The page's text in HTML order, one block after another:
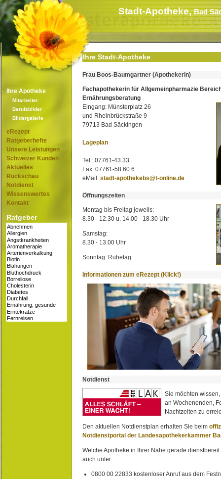
Stadt-Apotheke,Bad
Ihre Apotheke
Mitarbeiter
Berufsbilder
Bildergalerie
eRezept
Ratgeberhefte
Unsere Leistungen
Schweizer Kunden
Aktuelles
Rückschau
Notdienst
Wissenswertes
Kontakt
Ratgeber
Ihre Stadt-Apotheke
Frau Boos-Baumgartner (Apothekerin)
Fachapothekerin für Allgemeinpharmazie
Ernährungsberatung
Eingang: Münsterplatz 26
und Rheinbrückstraße 9
79713 Bad Säckingen
Lageplan
Tel.: 07761-43 33
Fax: 07761-58 60 6
eMail: stadt-apothekebs@t-online.de
Öffnungszeiten
Montag bis Freitag jeweils:
8.30 - 12.30 u. 14.00 - 18.30 Uhr
Samstag:
8.30 - 13.00 Uhr
Sonntag: Ruhetag
Informationen zum eRezept (Klick!)
Notdienst
Sie möchten
an Wochenenden,
Nachtzeiten zu
Den aktuellen Notdienstplan erhalten Sie beim
Notdienstportal der Landesapothekerkammer
Welche Apotheke in Ihrer Nähe gerade
auch unter:
0800 00 22833 kostenloser Anruf aus dem